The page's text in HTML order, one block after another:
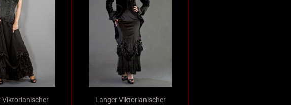
Viktorianischer
Langer Viktorianischer